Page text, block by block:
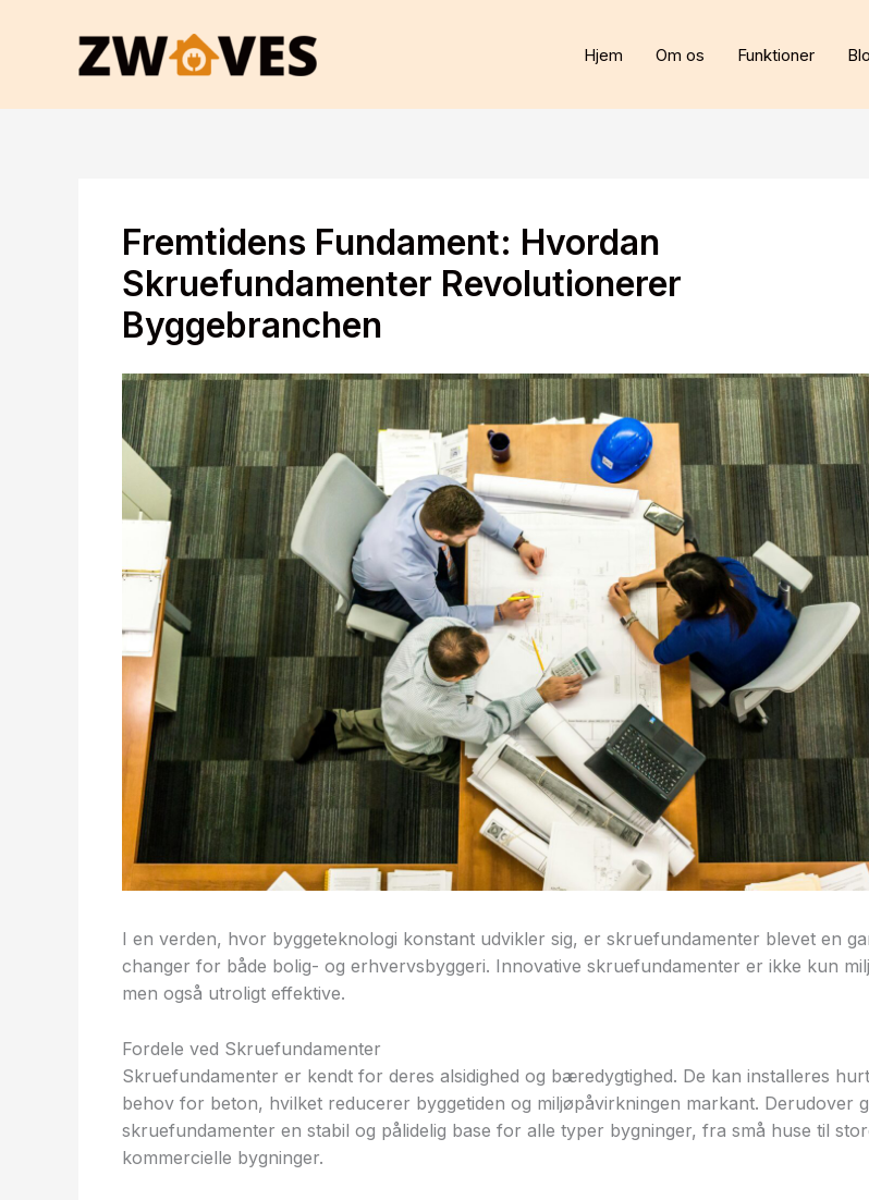
Hjem Om os Funktioner
Fremtidens Fundament: Hvordan
Skruefundamenter Revolutionerer
Byggebranchen
I en verden, hvor byggeteknologi konstant udvikler sig, er skruefundamenter blevet en
changer for både bolig- og erhvervsbyggeri. Innovative skruefundamenter er ikke kun
men også utroligt effektive.
Fordele ved Skruefundamenter
Skruefundamenter er kendt for deres alsidighed og bæredygtighed. De kan installeres
behov for beton, hvilket reducerer byggetiden og miljøpåvirkningen markant. Derudover
skruefundamenter en stabil og pålidelig base for alle typer bygninger, fra små huse til
kommercielle bygninger.